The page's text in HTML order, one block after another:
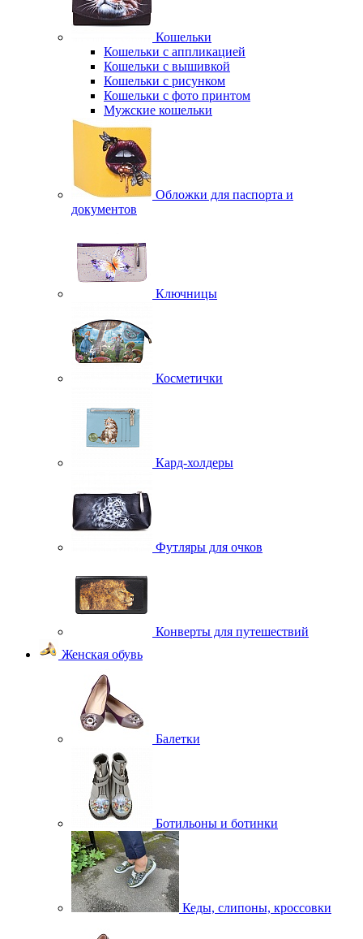
Кошельки
Кошельки с аппликацией
Кошельки с вышивкой
Кошельки с рисунком
Кошельки с фото принтом
Мужские кошельки
Обложки для паспорта и
документов
Ключницы
Косметички
Кард-холдеры
Футляры для очков
Конверты для путешествий
Женская обувь
Балетки
Ботильоны и ботинки
Кеды, слипоны, кроссовки